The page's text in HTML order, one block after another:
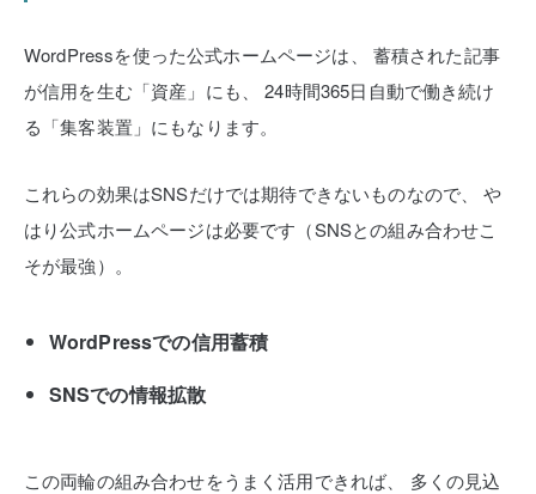
WordPressを使った公式ホームページは、
蓄積された記事
が信用を生む「資産」にも、
24時間365日自動で働き続け
る「集客装置」にもなります。
これらの効果はSNSだけでは期待できないものなので、
や
はり公式ホームページは必要です（SNSとの組み合わせこ
そが最強）。
WordPressでの信用蓄積
SNSでの情報拡散
この両輪の組み合わせをうまく活用できれば、
多くの見込